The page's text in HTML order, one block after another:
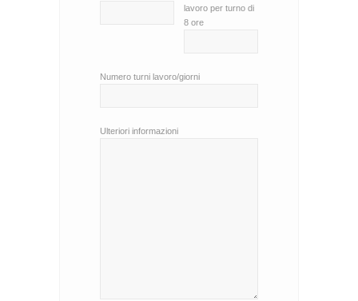
lavoro per turno di
8 ore
Numero turni lavoro/giorni
Ulteriori informazioni